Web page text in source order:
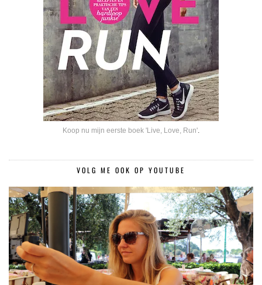
Koop nu mijn eerste boek 'Live, Love, Run'.
VOLG ME OOK OP YOUTUBE